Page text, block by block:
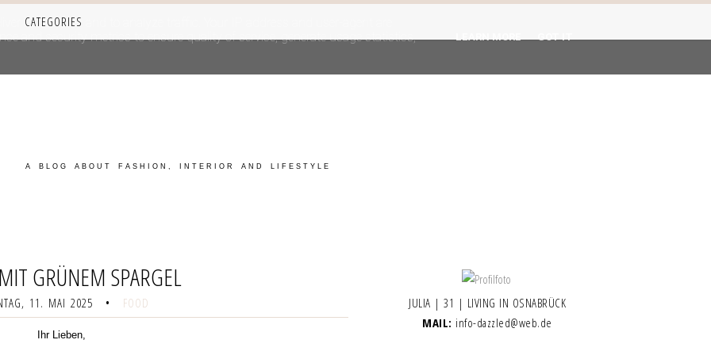
CATEGORIES
A BLOG ABOUT FASHION, INTERIOR AND LIFESTYLE
GRÜNEM SPARGEL
11. MAI 2025 • FOOD
Ihr Lieben,
JULIA | 31 | LIVING IN OSNABRÜCK
MAIL: info-dazzled@web.de
its services and to analyze traffic. Your IP address and user-agent are
and security metrics to ensure quality of service, generate usage statistics,
LEARN MORE GOT IT